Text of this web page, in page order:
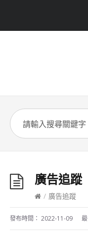
廣告追蹤
/ 廣告追蹤
發布時間： 2022-11-09